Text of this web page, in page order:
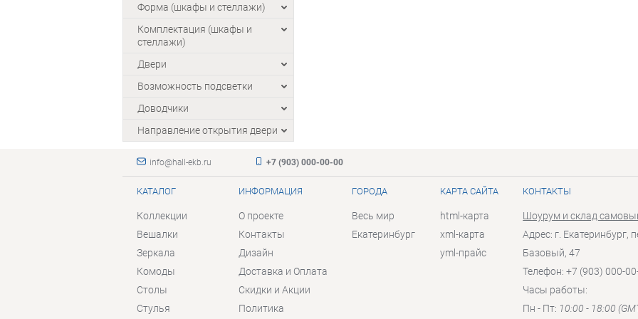
Форма (шкафы и стеллажи)
Комплектация (шкафы и
стеллажи)
Двери
Возможность подсветки
Доводчики
Направление открытия двери
info@hall-ekb.ru +7 (903) 000-00-00
КАТАЛОГ
Коллекции
Вешалки
Зеркала
Комоды
Столы
Стулья
ИНФОРМАЦИЯ
О проекте
Контакты
Дизайн
Доставка и Оплата
Скидки и Акции
Политика
ГОРОДА
Весь мир
Екатеринбург
КАРТА САЙТА
html-карта
xml-карта
yml-прайс
КОНТАКТЫ
Шоурум и склад
Адрес: г. Екатеринбург,
Базовый, 47
Телефон: +7 (903) 000-
Часы работы:
Пн - Пт: 10:00 - 18:00